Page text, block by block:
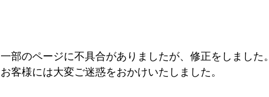
一部のページに不具合がありましたが、修正をしました。
お客様には大変ご迷惑をおかけいたしました。